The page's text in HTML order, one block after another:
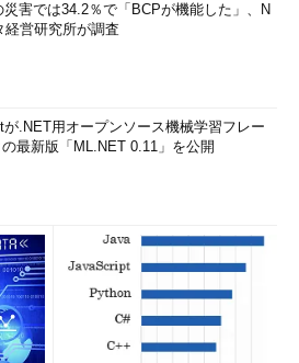
災害では34.2％で「BCPが機能した」、N
経営研究所が調査
が.NET用オープンソース機械学習フレー
最新版「ML.NET 0.11」を公開